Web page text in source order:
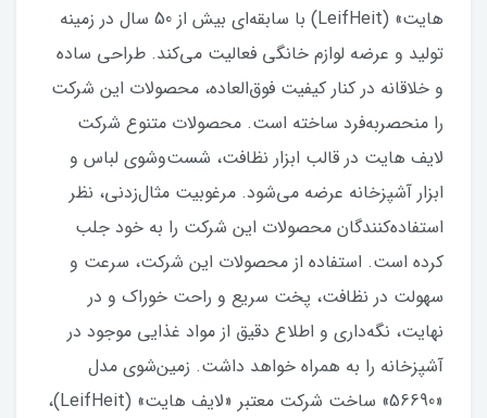
هایت» (LeifHeit) با سابقه‌ای بیش از 50 سال در زمینه
تولید و عرضه لوازم خانگی فعالیت می‌کند. طراحی ساده
و خلاقانه در کنار کیفیت فوق‌العاده، محصولات این شرکت
را منحصر‌به‌فرد ساخته است. محصولات متنوع شرکت
لایف هایت در قالب ابزار نظافت، شست‌و‌شوی لباس و
ابزار آشپزخانه عرضه می‌شود. مرغوبیت مثال‌زدنی، نظر
استفاده‌کنندگان محصولات این شرکت را به خود جلب
کرده است. استفاده از محصولات این شرکت، سرعت و
سهولت در نظافت، پخت سریع و راحت خوراک و در
نهایت، نگه‌داری و اطلاع دقیق از مواد غذایی موجود در
آشپزخانه را به همراه خواهد داشت. زمین‌شوی مدل
«56690» ساخت شرکت معتبر «لایف هایت» (LeifHeit)،